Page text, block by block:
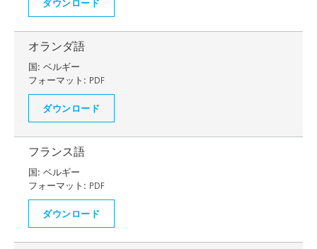
ダウンロード
オランダ語
国: ベルギー
フォーマット: PDF
ダウンロード
フランス語
国: ベルギー
フォーマット: PDF
ダウンロード